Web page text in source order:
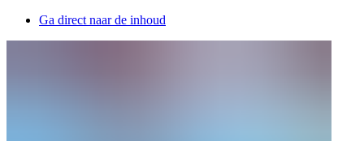
Ga direct naar de inhoud